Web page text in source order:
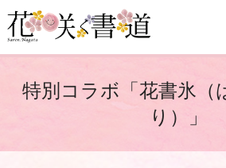
特別コラボ「花書氷（
り）」